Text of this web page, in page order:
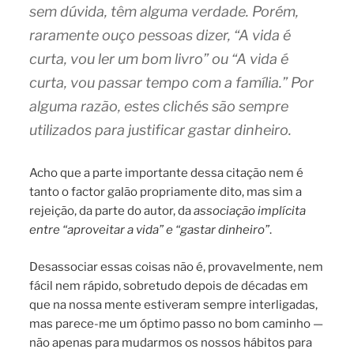
sem dúvida, têm alguma verdade. Porém,
raramente ouço pessoas dizer, “A vida é
curta, vou ler um bom livro” ou “A vida é
curta, vou passar tempo com a família.” Por
alguma razão, estes clichés são sempre
utilizados para justificar gastar dinheiro.
Acho que a parte importante dessa citação nem é
tanto o factor galão propriamente dito, mas sim a
rejeição, da parte do autor, daassociação implícita
entre “aproveitar a vida” e “gastar dinheiro”.
Desassociar essas coisas não é, provavelmente, nem
fácil nem rápido, sobretudo depois de décadas em
que na nossa mente estiveram sempre interligadas,
mas parece-me um óptimo passo no bom caminho —
não apenas para mudarmos os nossos hábitos para